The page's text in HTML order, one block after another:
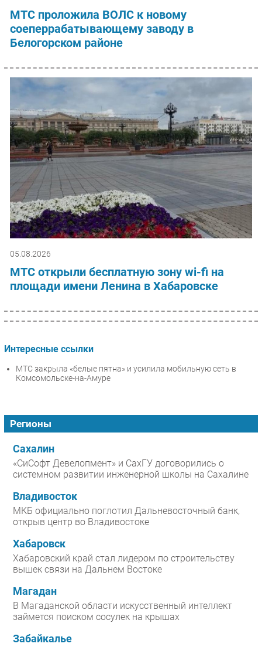
МТС проложила ВОЛС к новому
соеперрабатывающему заводу в
Белогорском районе
05.08.2026
МТС открыли бесплатную зону wi-fi на
площади имени Ленина в Хабаровске
Интересные ссылки
МТС закрыла «белые пятна» и усилила мобильную сеть в
Комсомольске-на-Амуре
Регионы
Сахалин
«СиСофт Девелопмент» и СахГУ договорились о
системном развитии инженерной школы на Сахалине
Владивосток
МКБ официально поглотил Дальневосточный банк,
открыв центр во Владивостоке
Хабаровск
Хабаровский край стал лидером по строительству
вышек связи на Дальнем Востоке
Магадан
В Магаданской области искусственный интеллект
займется поиском сосулек на крышах
Забайкалье